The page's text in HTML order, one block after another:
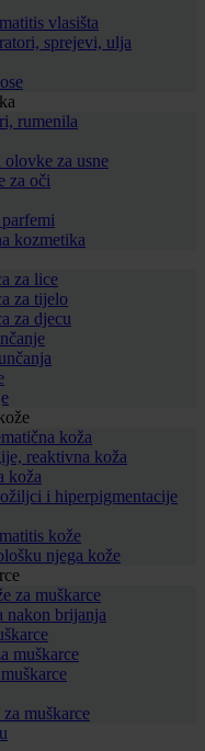
vlasišta
sprejevi, ulja
rumenila
za usne
za oči
kozmetika
za lice
za tijelo
za djecu
koža
reaktivna koža
koža
i hiperpigmentacije
kože
njega kože
za muškarce
nakon brijanja
muškarce
muškarce